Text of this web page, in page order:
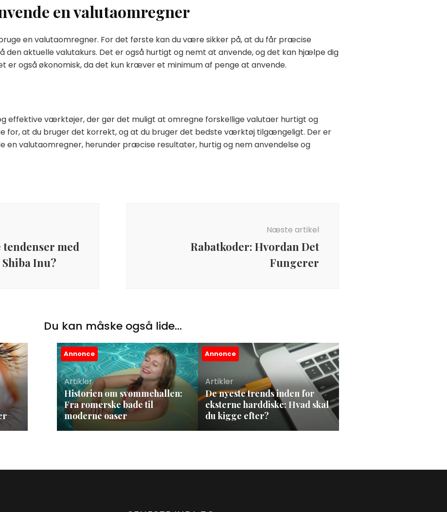
en valutaomregner
en valutaomregner. For det første kan du være sikker på, at du får præcise
den aktuelle valutakurs. Det er også hurtigt og nemt at anvende, og det kan hjælpe dig
er også økonomisk, da det kun kræver et minimum af penge at anvende.
effektive værktøjer, der gør det muligt at omregne forskellige valutaer hurtigt og
for, at du bruger det korrekt, og at du bruger det bedste værktøj tilgængeligt. Der er
en valutaomregner, herunder præcise resultater, hurtig og nem anvendelse og
tendenser med
Inu?
Næste artikel
Rabatkoder: Hvordan Det
Fungerer
Du kan måske også lide...
Annonce
Artikler
Historien om svømmehallen:
Fra romerske bade til
moderne oaser
Annonce
Artikler
De nyeste trends inden for
eksterne harddiske: Hvad skal
du kigge efter?